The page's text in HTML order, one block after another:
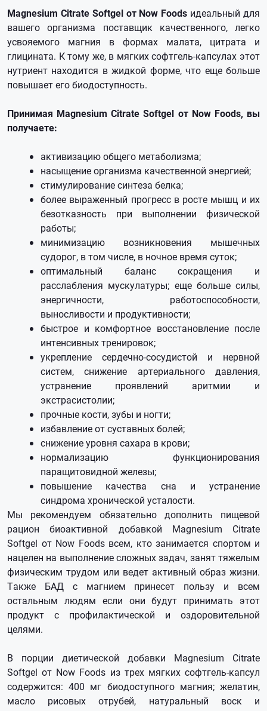
Magnesium Citrate Softgel от Now Foods идеальный для
вашего организма поставщик качественного, легко
усвояемого магния в формах малата, цитрата и
глицината. К тому же, в мягких софтгель-капсулах этот
нутриент находится в жидкой форме, что еще больше
повышает его биодоступность.
Принимая Magnesium Citrate Softgel от Now Foods, вы
получаете:
активизацию общего метаболизма;
насыщение организма качественной энергией;
стимулирование синтеза белка;
более выраженный прогресс в росте мышц и их
безотказность при выполнении физической
работы;
минимизацию возникновения мышечных
судорог, в том числе, в ночное время суток;
оптимальный баланс сокращения и
расслабления мускулатуры; еще больше силы,
энергичности, работоспособности,
выносливости и продуктивности;
быстрое и комфортное восстановление после
интенсивных тренировок;
укрепление сердечно-сосудистой и нервной
систем, снижение артериального давления,
устранение проявлений аритмии и
экстрасистолии;
прочные кости, зубы и ногти;
избавление от суставных болей;
снижение уровня сахара в крови;
нормализацию функционирования
паращитовидной железы;
повышение качества сна и устранение
синдрома хронической усталости.
Мы рекомендуем обязательно дополнить пищевой
рацион биоактивной добавкой Magnesium Citrate
Softgel от Now Foods всем, кто занимается спортом и
нацелен на выполнение сложных задач, занят тяжелым
физическим трудом или ведет активный образ жизни.
Также БАД с магнием принесет пользу и всем
остальным людям если они будут принимать этот
продукт с профилактической и оздоровительной
целями.
В порции диетической добавки Magnesium Citrate
Softgel от Now Foods из трех мягких софтгель-капсул
содержится: 400 мг биодоступного магния; желатин,
масло рисовых отрубей, натуральный воск и